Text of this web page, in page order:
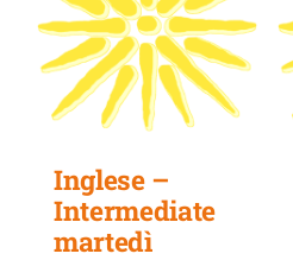
Inglese –
Intermediate
martedì